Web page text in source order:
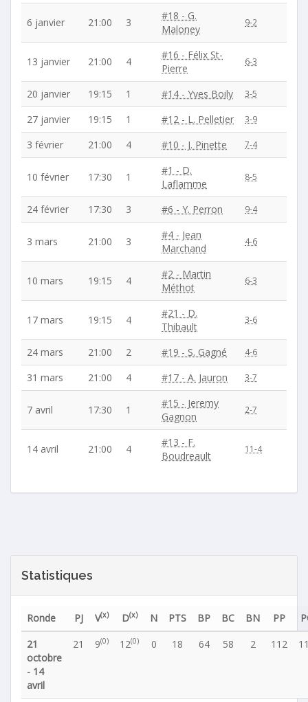
6 janvier 21:00 3
#18 - G.
Maloney
9-2
13 janvier 21:00 4
#16 - Félix St-
Pierre
6-3
20 janvier 19:15 1 #14 - Yves Boily 3-5
27 janvier 19:15 1 #12 - L. Pelletier 3-9
3 février 21:00 4 #10 - J. Pinette 7-4
10 février 17:30 1
#1 - D.
Laflamme
8-5
24 février 17:30 3 #6 - Y. Perron 9-4
3 mars 21:00 3
#4 - Jean
Marchand
4-6
10 mars 19:15 4
#2 - Martin
Méthot
6-3
17 mars 19:15 4
#21 - D.
Thibault
3-6
24 mars 21:00 2 #19 - S. Gagné 4-6
31 mars 21:00 4 #17 - A. Jauron 3-7
7 avril 17:30 1
#15 - Jeremy
Gagnon
2-7
14 avril 21:00 4
#13 - F.
Boudreault
11-4
Statistiques
Ronde PJ V(x) D(x) N PTS BP BC BN PP
21
octobre
- 14
avril
21 9(0) 12(0) 0 18 64 58 2 112